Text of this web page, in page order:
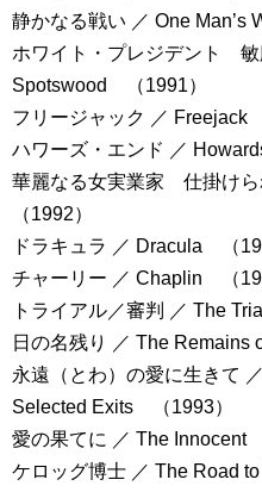
静かなる戦い ／ One Man’s
ホワイト・プレジデント 敏
Spotswood （1991）
フリージャック ／ Freejack
ハワーズ・エンド ／
華麗なる女実業家 仕掛け
（1992）
ドラキュラ ／ Dracula （
チャーリー ／ Chaplin （
トライアル／審判 ／ The
日の名残り ／ The Remains
永遠（とわ）の愛に生きて
Selected Exits （1993）
愛の果てに ／ The Innocent
ケロッグ博士 ／ The Road